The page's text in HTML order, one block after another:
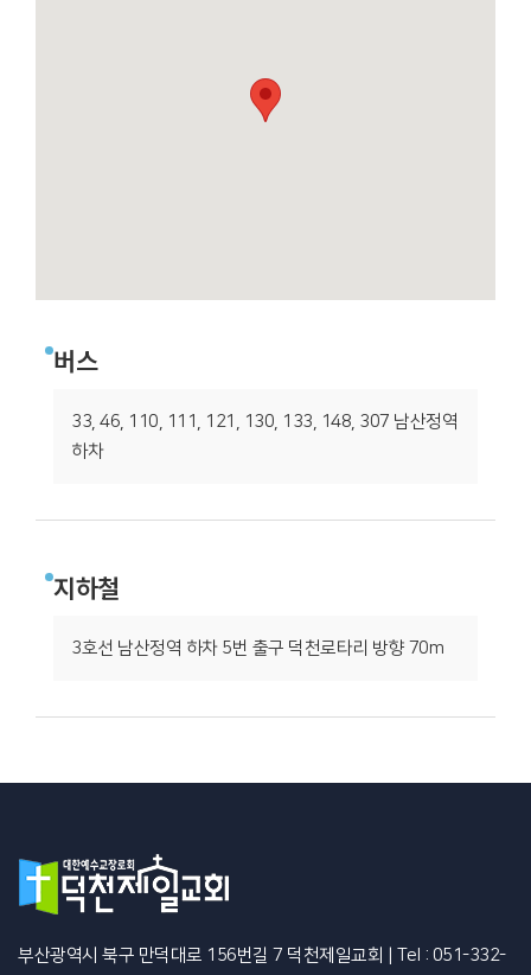
버스
33, 46, 110, 111, 121, 130, 133, 148, 307 남산정역
하차
지하철
3호선 남산정역 하차 5번 출구 덕천로타리 방향 70m
부산광역시 북구 만덕대로 156번길 7 덕천제일교회 Tel : 051-332-